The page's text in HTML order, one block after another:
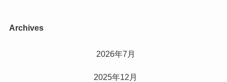
Archives
2026年7月
2025年12月